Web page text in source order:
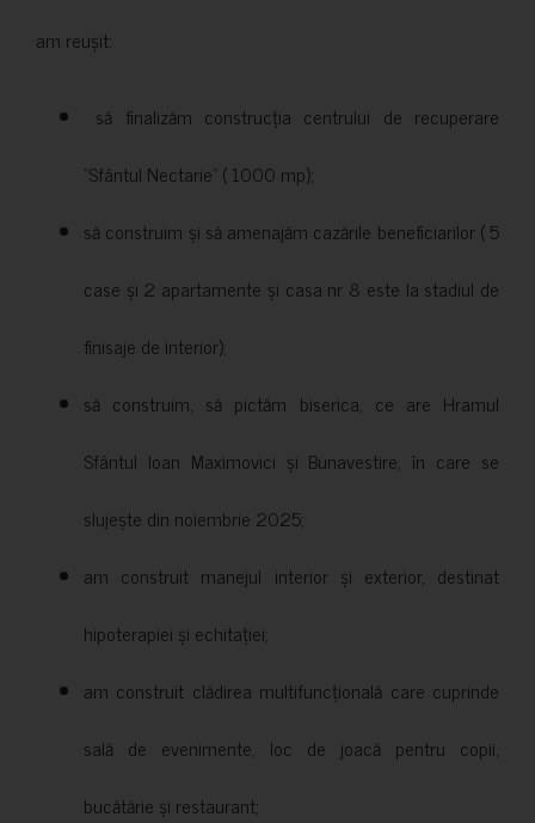
am reușit:
să finalizăm construcția centrului de recuperare
”Sfântul Nectarie” ( 1000 mp);
să construim și să amenajăm cazările beneficiarilor ( 5
case și 2 apartamente și casa nr 8 este la stadiul de
finisaje de interior);
să construim, să pictăm biserica, ce are Hramul
Sfântul Ioan Maximovici și Bunavestire, în care se
slujește din noiembrie 2025;
am construit manejul interior și exterior, destinat
hipoterapiei și echitației;
am construit clădirea multifuncțională care cuprinde
sală de evenimente, loc de joacă pentru copii,
bucătărie și restaurant;